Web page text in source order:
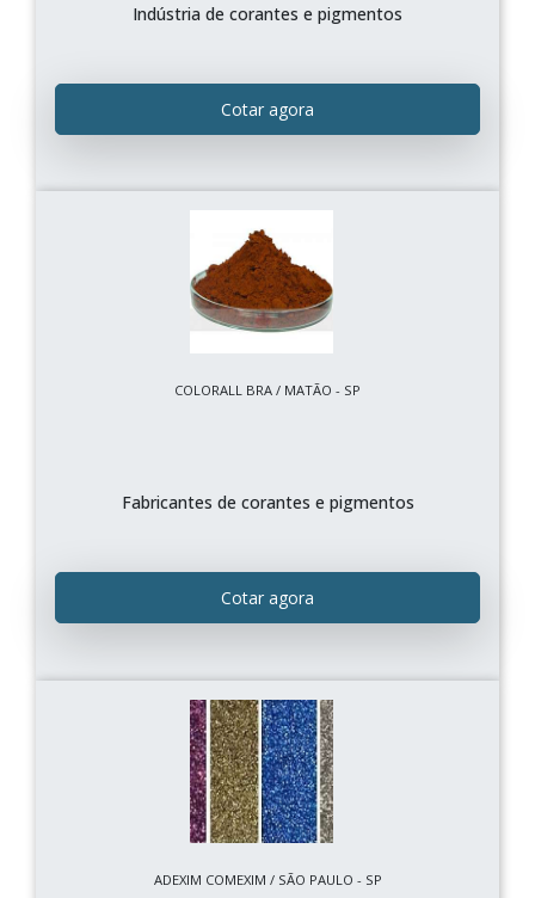
Indústria de corantes e pigmentos
Cotar agora
COLORALL BRA / MATÃO - SP
Fabricantes de corantes e pigmentos
Cotar agora
ADEXIM COMEXIM / SÃO PAULO - SP